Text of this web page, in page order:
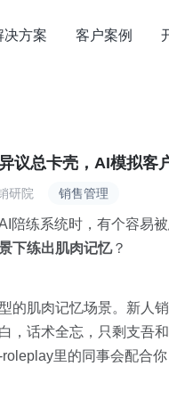
决方案 客户案例
销售管理
议总卡壳，AI模拟客
研院
陪练系统时，有个容易
下练出肌肉记忆？
的肌肉记忆场景。新人
，话术全忘，只剩支吾
roleplay里的同事会配合你